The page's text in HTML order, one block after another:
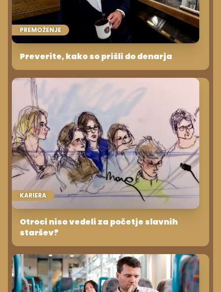
PREMOŽENJE
Preverite, kako so prišli do denarja
KARIERA
Otroci niso vedeli za početje slavnih
staršev?